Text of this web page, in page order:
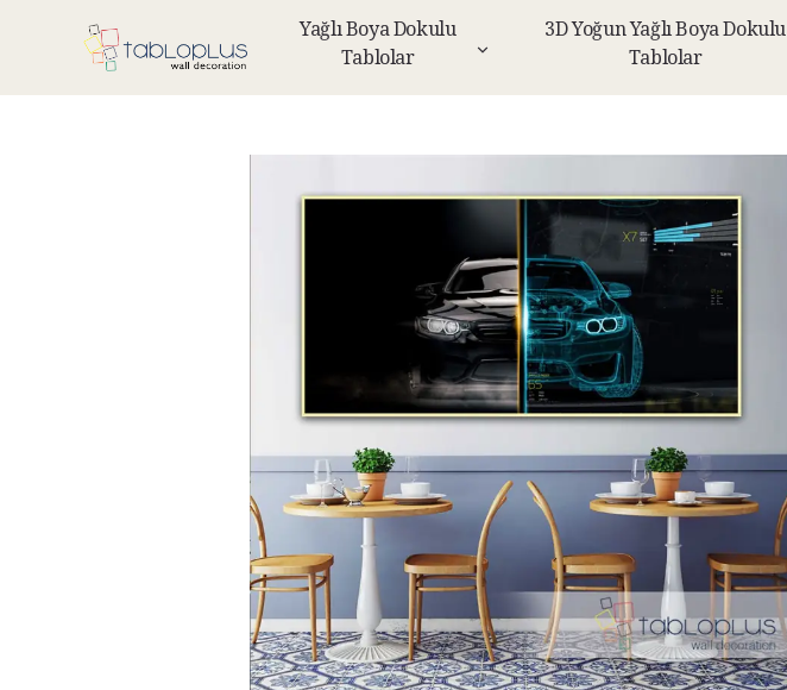
Yağlı Boya Dokulu
Tablolar
3D Yoğun Yağlı Boya Dokulu
Tablolar